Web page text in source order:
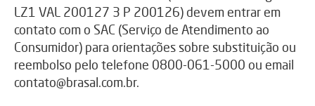
LZ1 VAL 200127 3 P 200126) devem entrar em
contato com o SAC (Serviço de Atendimento ao
Consumidor) para orientações sobre substituição ou
reembolso pelo telefone 0800-061-5000 ou email
contato@brasal.com.br.